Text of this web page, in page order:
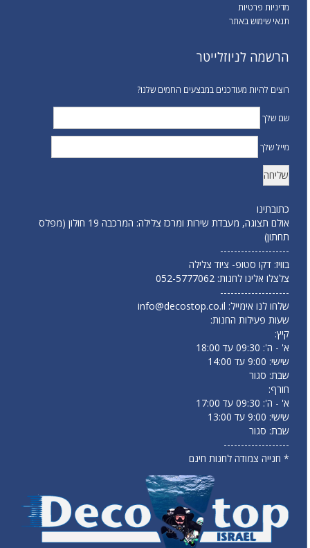
מדיניות פרטיות
תנאי שימוש באתר
הרשמה לניוזלייטר
רוצים להיות מעודכנים במבצעים החמים שלנו?
שם שלך
מייל שלך
כתובתינו
אולם תצוגה, מעבדת שירות ומרכז צלילה: המרכבה 19 חולון (מפלס
תחתון)
--------------------
בוויז: דקו סטופ- ציוד צלילה
צלצלו אלינו לחנות: 052-5777062
--------------------
שלחו לנו אימייל: info@decostop.co.il
שעות פעילות החנות:
קיץ:
א' - ה': 09:30 עד 18:00
שישי: 9:00 עד 14:00
שבת: סגור
חורף:
א' - ה': 09:30 עד 17:00
שישי: 9:00 עד 13:00
שבת: סגור
-------------------
* חנייה צמודה לחנות חינם